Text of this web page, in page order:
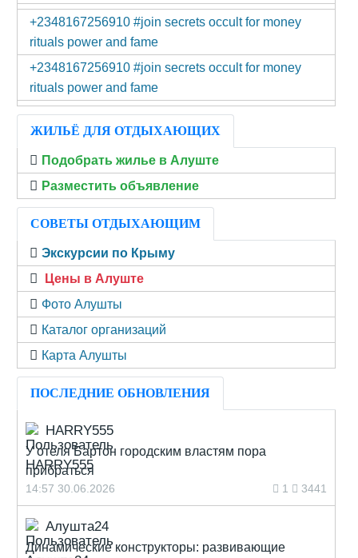
+2348167256910 #join secrets occult for money
rituals power and fame
+2348167256910 #join secrets occult for money
rituals power and fame
ЖИЛЬЁ ДЛЯ ОТДЫХАЮЩИХ
Подобрать жилье в Алуште
Разместить объявление
СОВЕТЫ ОТДЫХАЮЩИМ
Экскурсии по Крыму
Цены в Алуште
Фото Алушты
Каталог организаций
Карта Алушты
ПОСЛЕДНИЕ ОБНОВЛЕНИЯ
HARRY555
У отеля Бартон городским властям пора
прибраться
14:57 30.06.2026 1 3441
Алушта24
Динамические конструкторы: развивающие